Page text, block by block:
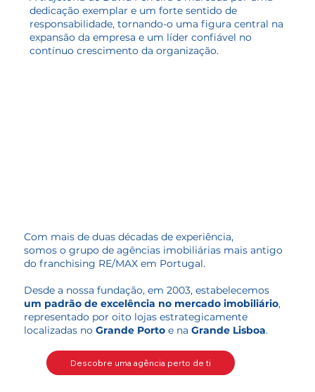
dedicação exemplar e um forte sentido de
responsabilidade, tornando-o uma figura central na
expansão da empresa e um líder confiável no
contínuo crescimento da organização.
Com mais de duas décadas de experiência,
somos o grupo de agências imobiliárias mais antigo
do franchising RE/MAX em Portugal.
Desde a nossa fundação, em 2003, estabelecemos
um padrão de excelência no mercado imobiliário,
representado por oito lojas estrategicamente
localizadas noGrande Porto e naGrande Lisboa.
Descobre uma agência perto de ti